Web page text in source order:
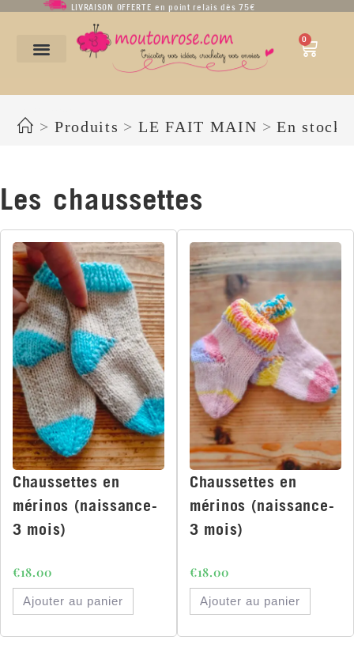
LIVRAISON OFFERTE en point relais dès 75€
0
> Produits > LE FAIT MAIN > En stock
Les chaussettes
Chaussettes en
mérinos (naissance-
3 mois)
€18.00
Ajouter au panier
Chaussettes en
mérinos (naissance-
3 mois)
€18.00
Ajouter au panier